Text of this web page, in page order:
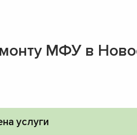
МФУ в
услуги